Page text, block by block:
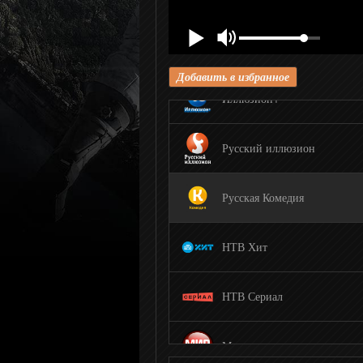
Добавить в избранное
Любимое Кино
Иллюзион+
Русский иллюзион
Русская Комедия
НТВ Хит
НТВ Сериал
Мир сериала